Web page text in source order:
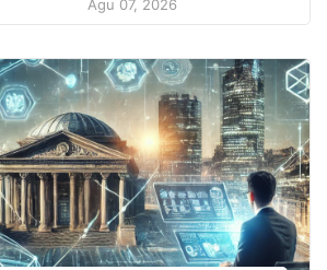
utama dalam perencanaan ini
bagi negara, masyarakat, dan
dalam jangka waktu panjang.
sebagai salah satu […]
Agu 07, 2026